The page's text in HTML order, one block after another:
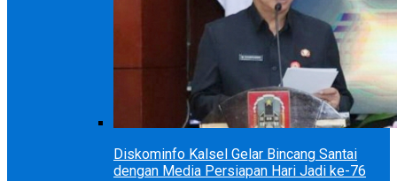
Diskominfo Kalsel Gelar Bincang Santai
dengan Media Persiapan Hari Jadi ke-76